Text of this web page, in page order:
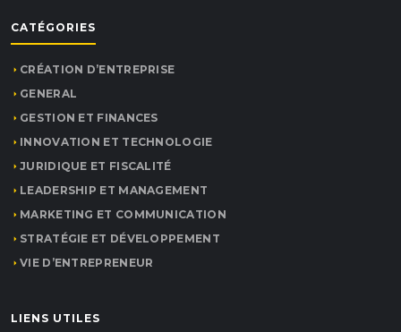
CATÉGORIES
CRÉATION D’ENTREPRISE
GENERAL
GESTION ET FINANCES
INNOVATION ET TECHNOLOGIE
JURIDIQUE ET FISCALITÉ
LEADERSHIP ET MANAGEMENT
MARKETING ET COMMUNICATION
STRATÉGIE ET DÉVELOPPEMENT
VIE D’ENTREPRENEUR
LIENS UTILES